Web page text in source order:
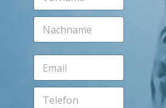
r
m
e
N
c
h
a
m
E
a
T